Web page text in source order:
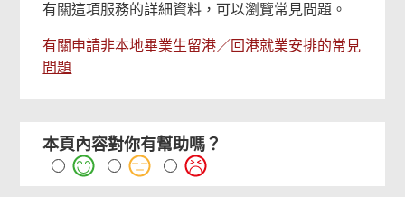
有關這項服務的詳細資料，可以瀏覽常見問題。
有關申請非本地畢業生留港／回港就業安排的常見
問題
本頁內容對你有幫助嗎？